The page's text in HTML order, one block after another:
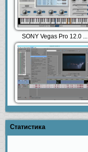
SONY Vegas Pro 12.0 ...
Статистика